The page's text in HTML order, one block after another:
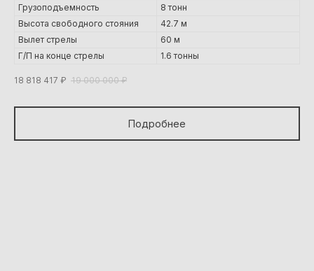
Грузоподъемность
8 тонн
Высота свободного стояния
42.7 м
Вылет стрелы
60 м
Г/П на конце стрелы
1.6 тонны
18 818 417 ₽ 19 000 000 ₽
Подробнее
10 ТОНН